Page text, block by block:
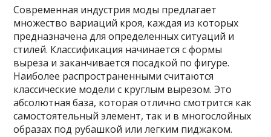
Современная индустрия моды предлагает
множество вариаций кроя, каждая из которых
предназначена для определенных ситуаций и
стилей. Классификация начинается с формы
выреза и заканчивается посадкой по фигуре.
Наиболее распространенными считаются
классические модели с круглым вырезом. Это
абсолютная база, которая отлично смотрится как
самостоятельный элемент, так и в многослойных
образах под рубашкой или легким пиджаком.